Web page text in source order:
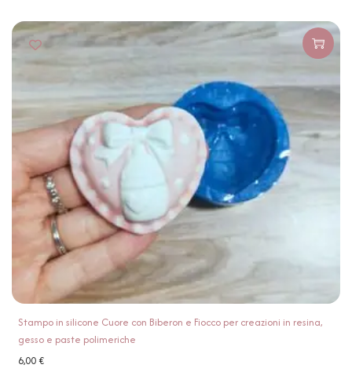
Stampo in silicone Cuore con Biberon e Fiocco per creazioni in resina,
gesso e paste polimeriche
6,00€